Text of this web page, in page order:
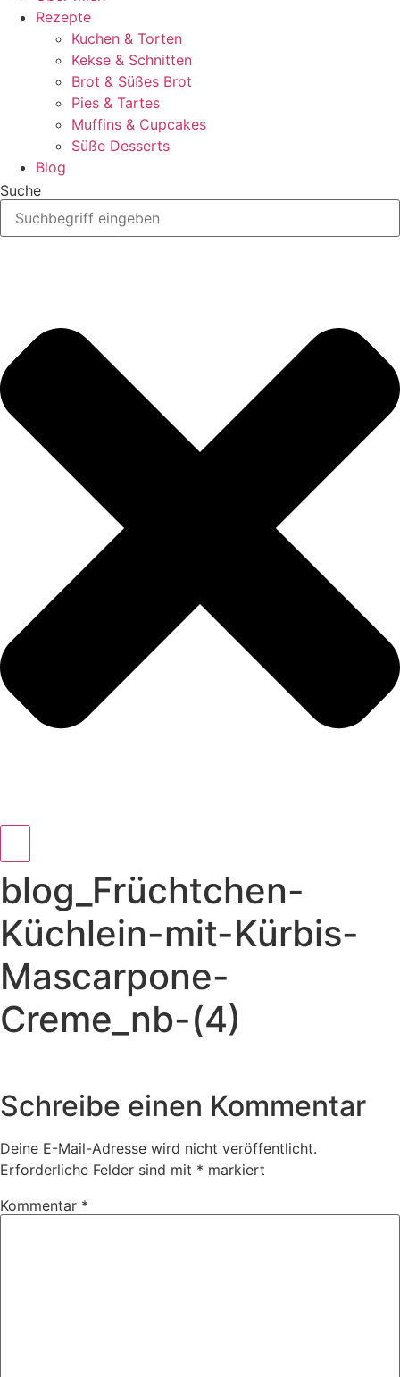
Rezepte
Kuchen & Torten
Kekse & Schnitten
Brot & Süßes Brot
Pies & Tartes
Muffins & Cupcakes
Süße Desserts
Blog
Suche
blog_Früchtchen-
Küchlein-mit-Kürbis-
Mascarpone-
Creme_nb-(4)
Schreibe einen Kommentar
Deine E-Mail-Adresse wird nicht veröffentlicht.
Erforderliche Felder sind mit * markiert
Kommentar *